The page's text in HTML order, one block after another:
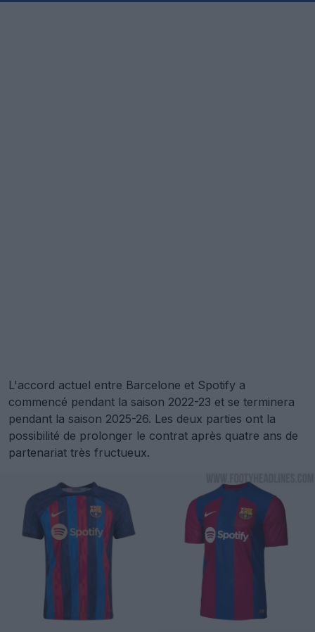
L'accord actuel entre Barcelone et Spotify a
commencé pendant la saison 2022-23 et se terminera
pendant la saison 2025-26. Les deux parties ont la
possibilité de prolonger le contrat après quatre ans de
partenariat très fructueux.